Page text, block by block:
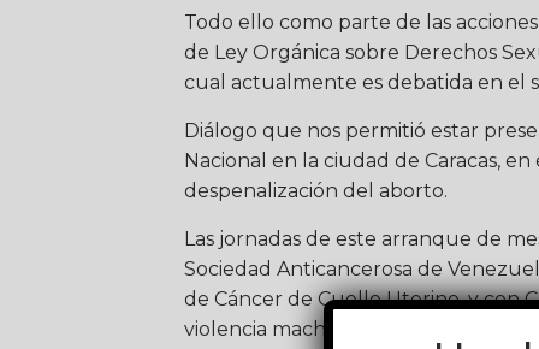
Todo ello como parte de las
de Ley Orgánica sobre Derechos
cual actualmente es debatida en el
Diálogo que nos permitió estar
Nacional en la ciudad de Caracas,
despenalización del aborto.
Las jornadas de este arranque de
Sociedad Anticancerosa de
de Cáncer de Cuello Uterino, y con
violencia machista.